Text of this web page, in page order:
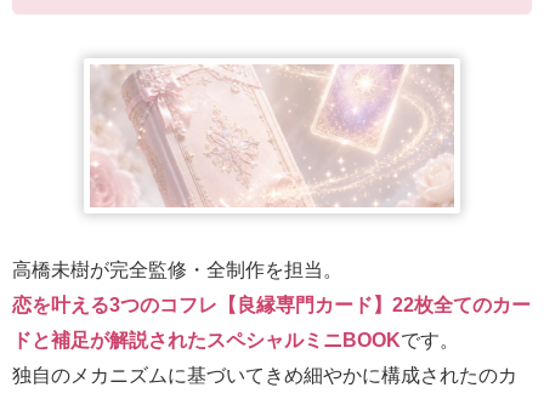
高橋未樹が完全監修・全制作を担当。
恋を叶える3つのコフレ【良縁専門カード】22枚全てのカー
ドと補足が解説されたスペシャルミニBOOKです。
独自のメカニズムに基づいてきめ細やかに構成されたのカ